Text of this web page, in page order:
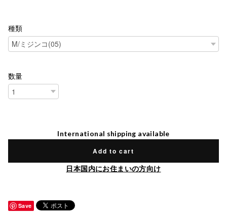
種類
数量
International shipping available
Add to cart
日本国内にお住まいの方向け
Save